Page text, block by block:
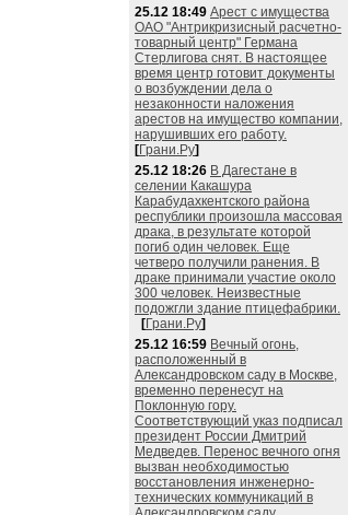
25.12 18:49 Арест с имущества
ОАО "Антрикризисный расчетно-
товарный центр" Германа
Стерлигова снят. В настоящее
время центр готовит документы
о возбуждении дела о
незаконности наложения
арестов на имущество компании,
нарушивших его работу.
[Грани.Ру]
25.12 18:26 В Дагестане в
селении Какашура
Карабудахкентского района
республики произошла массовая
драка, в результате которой
погиб один человек. Еще
четверо получили ранения. В
драке принимали участие около
300 человек. Неизвестные
подожгли здание птицефабрики.
[Грани.Ру]
25.12 16:59 Вечный огонь,
расположенный в
Александровском саду в Москве,
временно перенесут на
Поклонную гору.
Соответствующий указ подписал
президент России Дмитрий
Медведев. Перенос вечного огня
вызван необходимостью
восстановления инженерно-
технических коммуникаций в